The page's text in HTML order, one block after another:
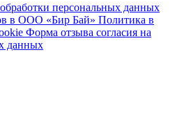
персональных данных
в ООО «Бир Бай» Политика в
Форма отзыва согласия на
данных